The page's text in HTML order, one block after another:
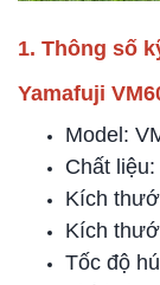
1. Thông số
Yamafuji
Model:
Chất
Kích
Kích
Tốc độ